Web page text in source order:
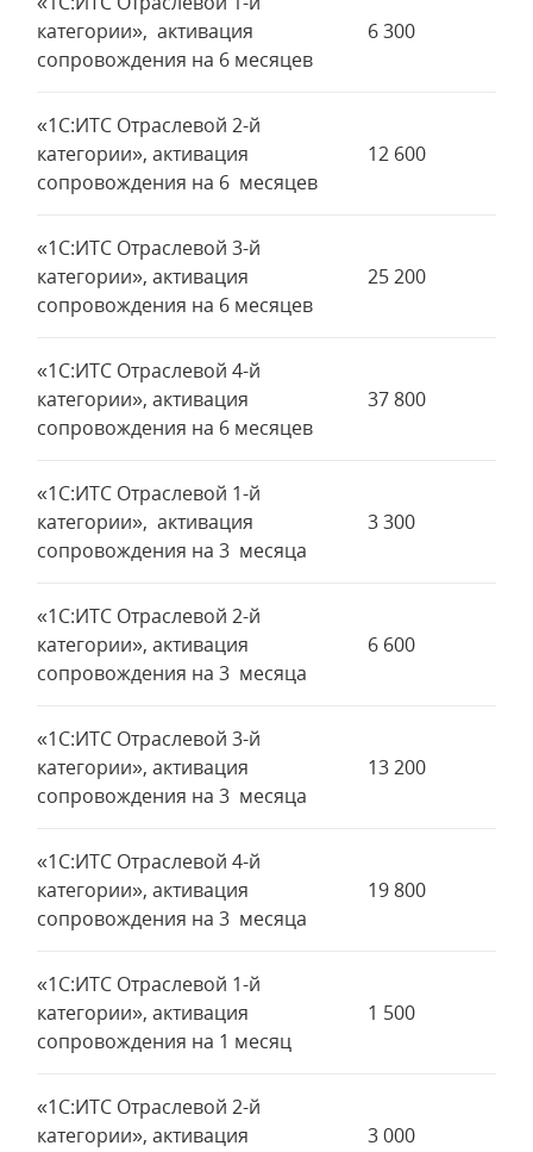
категории», активация
сопровождения на 6 месяцев
6 300
«1С:ИТС Отраслевой 2-й
категории», активация
сопровождения на 6 месяцев
12 600
«1С:ИТС Отраслевой 3-й
категории», активация
сопровождения на 6 месяцев
25 200
«1С:ИТС Отраслевой 4-й
категории», активация
сопровождения на 6 месяцев
37 800
«1С:ИТС Отраслевой 1-й
категории», активация
сопровождения на 3 месяца
3 300
«1С:ИТС Отраслевой 2-й
категории», активация
сопровождения на 3 месяца
6 600
«1С:ИТС Отраслевой 3-й
категории», активация
сопровождения на 3 месяца
13 200
«1С:ИТС Отраслевой 4-й
категории», активация
сопровождения на 3 месяца
19 800
«1С:ИТС Отраслевой 1-й
категории», активация
сопровождения на 1 месяц
1 500
«1С:ИТС Отраслевой 2-й
категории», активация
3 000